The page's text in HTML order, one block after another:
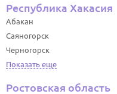
Республика Хакасия
Абакан
Саяногорск
Черногорск
Показать еще
Ростовская область